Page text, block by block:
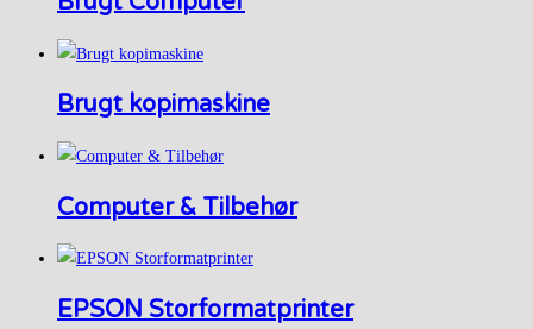
Brugt kopimaskine
Computer & Tilbehør
EPSON Storformatprinter